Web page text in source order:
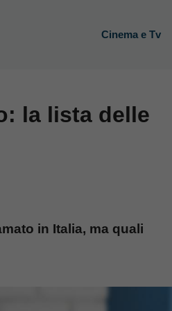
Cinema e Tv
la lista delle
in Italia, ma quali